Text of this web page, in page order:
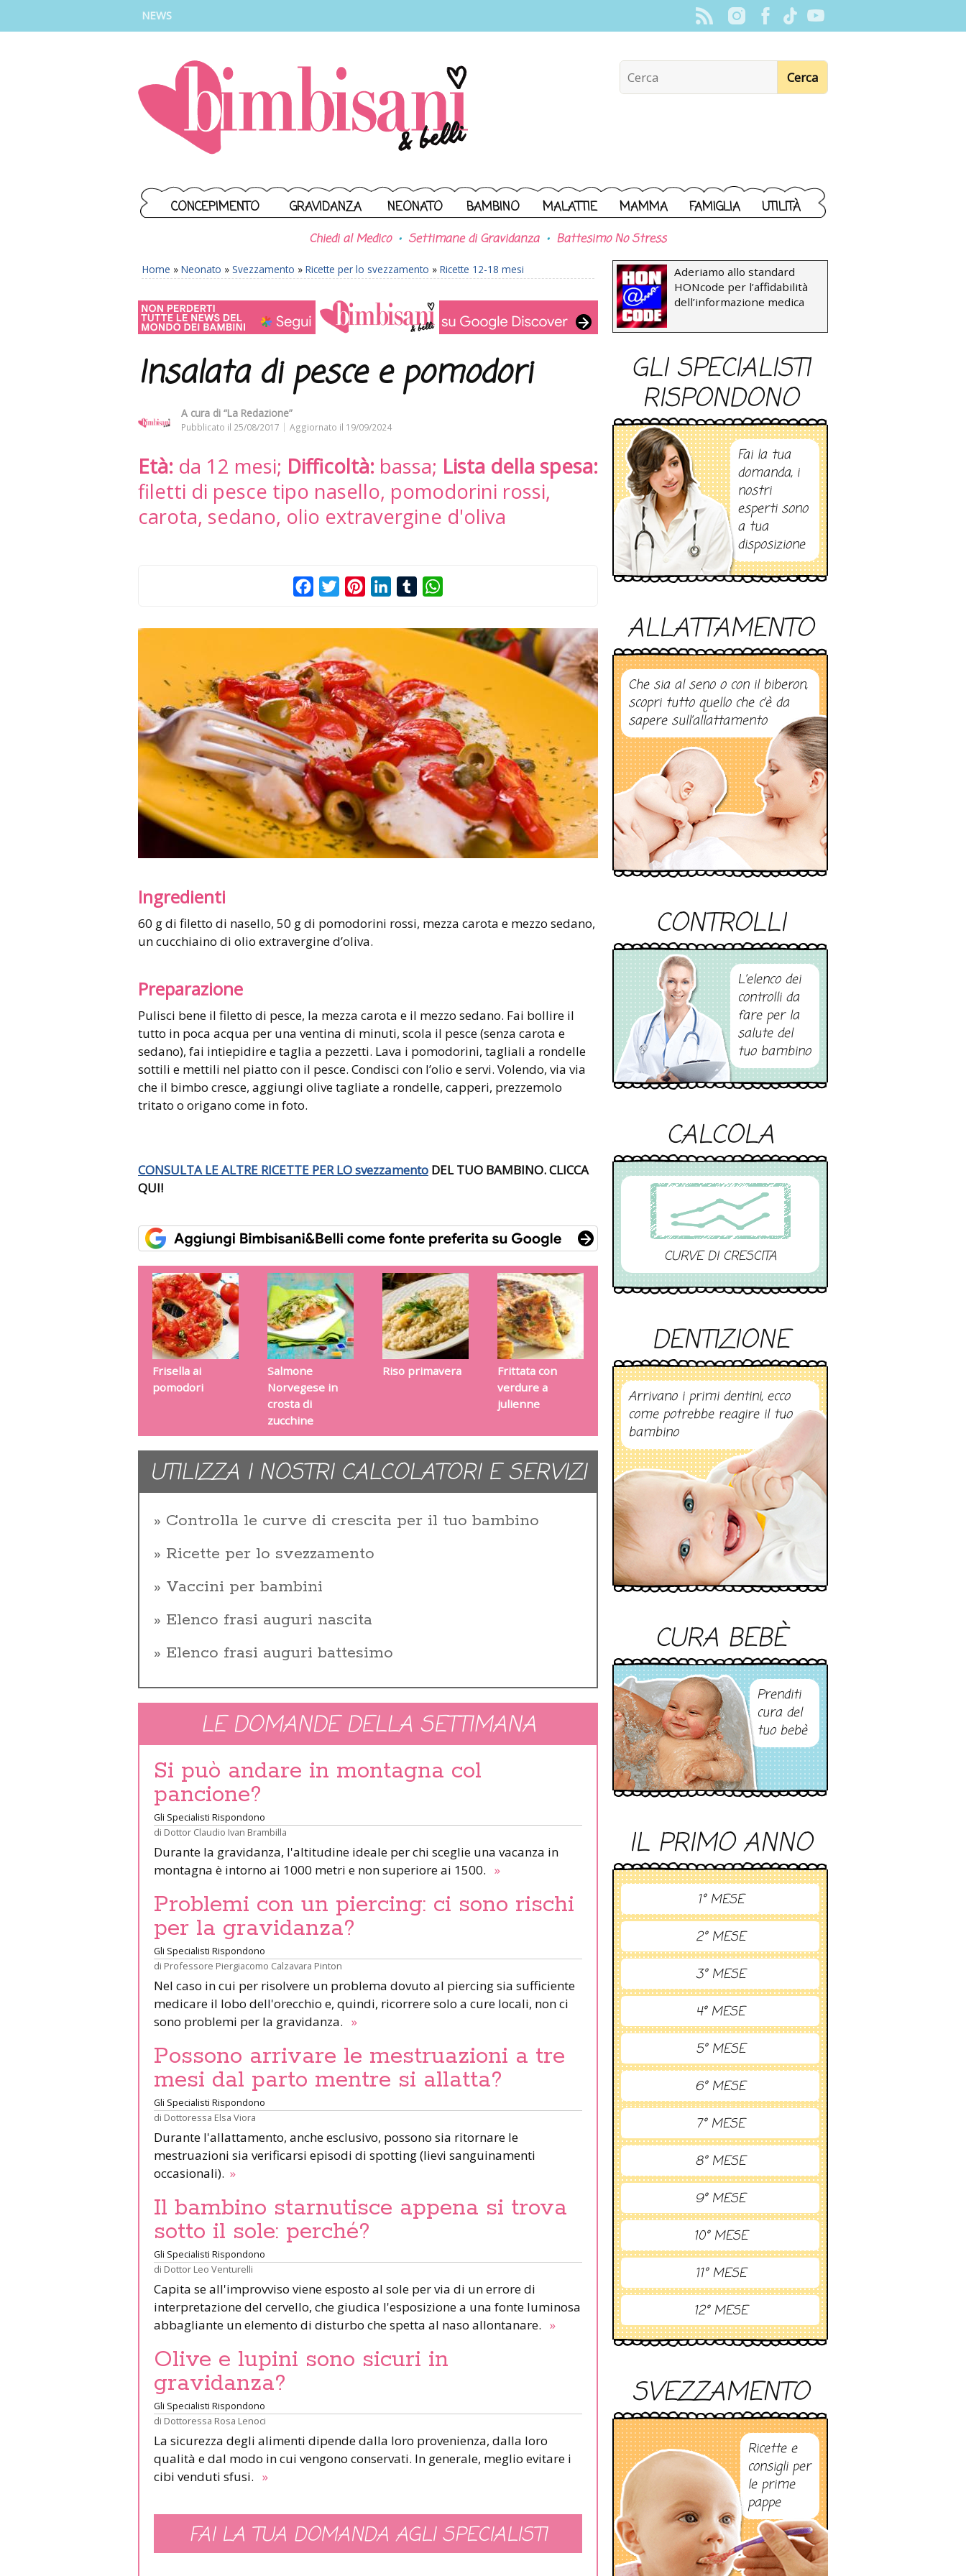
NEWS
CONCEPIMENTO GRAVIDANZA NEONATO BAMBINO MALATTIE MAMMA FAMIGLIA UTILITÀ
Chiedi al Medico Settimane di Gravidanza Battesimo No Stress
Home » Neonato » Svezzamento » Ricette per lo svezzamento » Ricette 12-18 mesi
Insalata di pesce e pomodori
A cura di “La Redazione”
Pubblicato il 25/08/2017 Aggiornato il 19/09/2024
Età: da 12 mesi; Difficoltà: bassa; Lista della spesa:
filetti di pesce tipo nasello, pomodorini rossi,
carota, sedano, olio extravergine d'oliva
FacebookTwitterPinterestLinkedInTumblr
Ingredienti
60 g di filetto di nasello, 50 g di pomodorini rossi, mezza carota e mezzo sedano,
un cucchiaino di olio extravergine d’oliva.
Preparazione
Pulisci bene il filetto di pesce, la mezza carota e il mezzo sedano. Fai bollire il
tutto in poca acqua per una ventina di minuti, scola il pesce (senza carota e
sedano), fai intiepidire e taglia a pezzetti. Lava i pomodorini, tagliali a rondelle
sottili e mettili nel piatto con il pesce. Condisci con l’olio e servi. Volendo, via via
che il bimbo cresce, aggiungi olive tagliate a rondelle, capperi, prezzemolo
tritato o origano come in foto.
CONSULTA LE ALTRE RICETTE PER LOsvezzamento DEL TUO BAMBINO. CLICCA
QUI!
Frisella ai
pomodori
Salmone
Norvegese in
crosta di
zucchine
Riso primavera
Frittata con
verdure a
julienne
UTILIZZA I NOSTRI CALCOLATORI E SERVIZI
Controlla le curve di crescita per il tuo bambino
Ricette per lo svezzamento
Vaccini per bambini
Elenco frasi auguri nascita
Elenco frasi auguri battesimo
LE DOMANDE DELLA SETTIMANA
Si può andare in montagna col
pancione?
Gli Specialisti Rispondono
di Dottor Claudio Ivan Brambilla
Durante la gravidanza, l'altitudine ideale per chi sceglie una vacanza in
montagna è intorno ai 1000 metri e non superiore ai 1500. »
Problemi con un piercing: ci sono rischi
per la gravidanza?
Gli Specialisti Rispondono
di Professore Piergiacomo Calzavara Pinton
Nel caso in cui per risolvere un problema dovuto al piercing sia sufficiente
medicare il lobo dell'orecchio e, quindi, ricorrere solo a cure locali, non ci
sono problemi per la gravidanza. »
Possono arrivare le mestruazioni a tre
mesi dal parto mentre si allatta?
Gli Specialisti Rispondono
di Dottoressa Elsa Viora
Durante l'allattamento, anche esclusivo, possono sia ritornare le
mestruazioni sia verificarsi episodi di spotting (lievi sanguinamenti
occasionali). »
Il bambino starnutisce appena si trova
sotto il sole: perché?
Gli Specialisti Rispondono
di Dottor Leo Venturelli
Capita se all'improvviso viene esposto al sole per via di un errore di
interpretazione del cervello, che giudica l'esposizione a una fonte luminosa
abbagliante un elemento di disturbo che spetta al naso allontanare. »
Olive e lupini sono sicuri in
gravidanza?
Gli Specialisti Rispondono
di Dottoressa Rosa Lenoci
La sicurezza degli alimenti dipende dalla loro provenienza, dalla loro
qualità e dal modo in cui vengono conservati. In generale, meglio evitare i
cibi venduti sfusi. »
FAI LA TUA DOMANDA AGLI SPECIALISTI
Aderiamo allo standard
HONcode per l’affidabilità
dell’informazione medica
GLI SPECIALISTI
RISPONDONO
Fai la tua
domanda, i
nostri
esperti sono
a tua
disposizione
ALLATTAMENTO
Che sia al seno o con il biberon,
scopri tutto quello che c’è da
sapere sull’allattamento
CONTROLLI
L’elenco dei
controlli da
fare per la
salute del
tuo bambino
CALCOLA
CURVE DI CRESCITA
DENTIZIONE
Arrivano i primi dentini, ecco
come potrebbe reagire il tuo
bambino
CURA BEBÈ
Prenditi
cura del
tuo bebè
IL PRIMO ANNO
1° MESE
2° MESE
3° MESE
4° MESE
5° MESE
6° MESE
7° MESE
8° MESE
9° MESE
10° MESE
11° MESE
12° MESE
SVEZZAMENTO
Ricette e
consigli per
le prime
pappe